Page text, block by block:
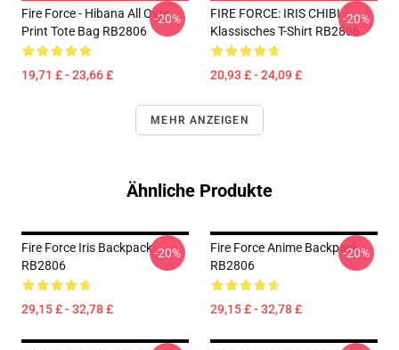
Fire Force - Hibana All Over
Print Tote Bag RB2806
19,71 £ - 23,66 £
-20%
FIRE FORCE: IRIS CHIBI
Klassisches T-Shirt RB2806
20,93 £ - 24,09 £
-20%
MEHR ANZEIGEN
Ähnliche Produkte
Fire Force Iris Backpack
RB2806
29,15 £ - 32,78 £
-20%
Fire Force Anime Backpack
RB2806
29,15 £ - 32,78 £
-20%